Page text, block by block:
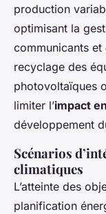
production
optimisant la
communicants
recyclage des
photovoltaïques
limiter l’impact
développement
Scénarios
climatiques
L’atteinte des
planification